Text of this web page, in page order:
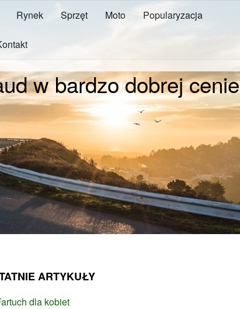
Rynek Sprzęt Moto Popularyzacja
w bardzo dobrej cenie
ARTYKUŁY
dla kobiet